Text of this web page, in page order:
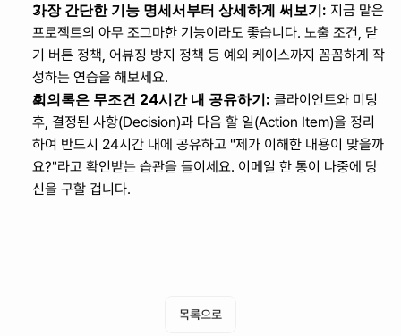
가장 간단한 기능 명세서부터 상세하게 써보기: 지금 맡은
프로젝트의 아무 조그마한 기능이라도 좋습니다. 노출 조건, 닫
기 버튼 정책, 어뷰징 방지 정책 등 예외 케이스까지 꼼꼼하게 작
성하는 연습을 해보세요.
회의록은 무조건 24시간 내 공유하기: 클라이언트와 미팅
후, 결정된 사항(Decision)과 다음 할 일(Action Item)을 정리
하여 반드시 24시간 내에 공유하고 "제가 이해한 내용이 맞을까
요?"라고 확인받는 습관을 들이세요. 이메일 한 통이 나중에 당
신을 구할 겁니다.
목록으로